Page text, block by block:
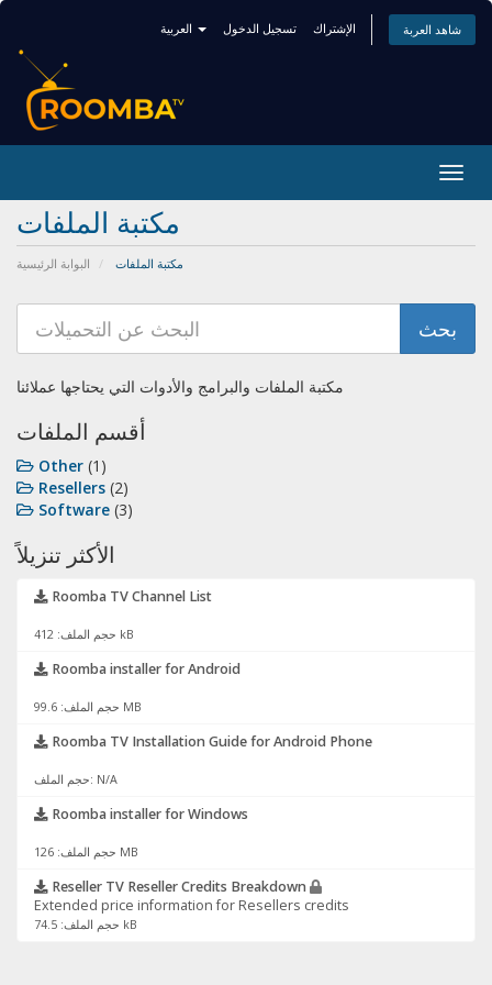
تسجيل الدخول الإشتراك شاهد العربة
مكتبة الملفات
البوابة الرئيسية مكتبة الملفات
مكتبة الملفات والبرامج والأدوات التي يحتاجها عملائنا
أقسم الملفات
Other (1)
Resellers (2)
Software (3)
الأكثر تنزيلاً
Roomba TV Channel List
حجم الملف: 412 kB
Roomba installer for Android
حجم الملف: 99.6 MB
Roomba TV Installation Guide for Android Phone
حجم الملف: N/A
Roomba installer for Windows
حجم الملف: 126 MB
Reseller TV Reseller Credits Breakdown
Extended price information for Resellers credits
حجم الملف: 74.5 kB